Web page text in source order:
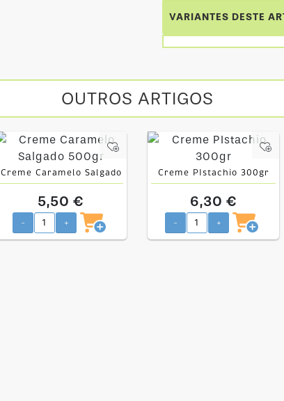
VARIANTES DESTE
OUTROS ARTIGOS
Creme Caramelo Salgado
500gr
5,50 €
- +
Creme PIstachio 300gr
6,30 €
- +